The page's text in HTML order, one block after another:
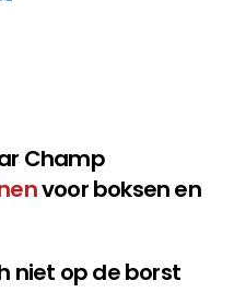
Champ
voor boksen en
niet op de borst